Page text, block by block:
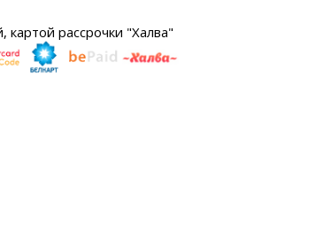
картой рассрочки "Халва"